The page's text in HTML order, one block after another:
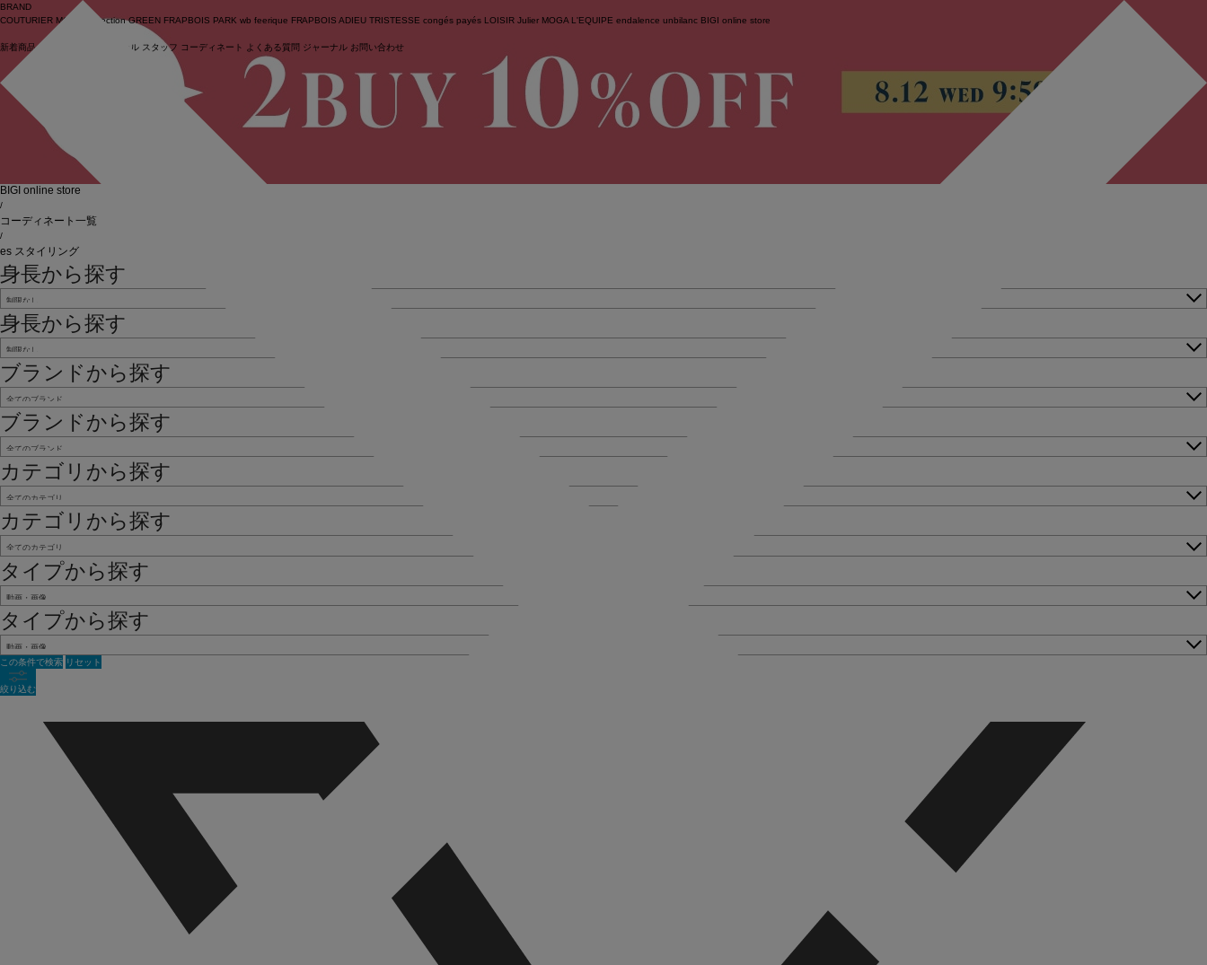
ログイン
BRAND
COUTURIER MOGA Collection GREEN FRAPBOIS PARK wb feerique FRAPBOIS ADIEU TRISTESSE congés payés LOISIR Julier MOGA L'EQUIPE endalence unbilanc BIGI online store
新着商品 (ライブ) セール スタッフ コーディネート よくある質問 ジャーナル お問い合わせ
BIGI online store
/
コーディネート一覧
/
es スタイリング
身長から探す
身長から探す
ブランドから探す
ブランドから探す
カテゴリから探す
カテゴリから探す
タイプから探す
タイプから探す
この条件で検索 リセット
絞り込む